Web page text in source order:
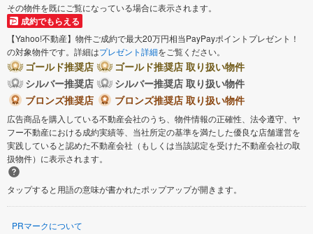
その物件を既にご覧になっている場合に表示されます。
成約でもらえる
【Yahoo!不動産】物件ご成約で最大20万円相当PayPayポイントプレゼント！
の対象物件です。詳細はプレゼント詳細をご覧ください。
ゴールド推奨店
ゴールド推奨店 取り扱い物件
シルバー推奨店
シルバー推奨店 取り扱い物件
ブロンズ推奨店
ブロンズ推奨店 取り扱い物件
広告商品を購入している不動産会社のうち、物件情報の正確性、法令遵守、ヤ
フー不動産における成約実績等、当社所定の基準を満たした優良な店舗運営を
実践していると認めた不動産会社（もしくは当該認定を受けた不動産会社の取
扱物件）に表示されます。
タップすると用語の意味が書かれたポップアップが開きます。
PRマークについて